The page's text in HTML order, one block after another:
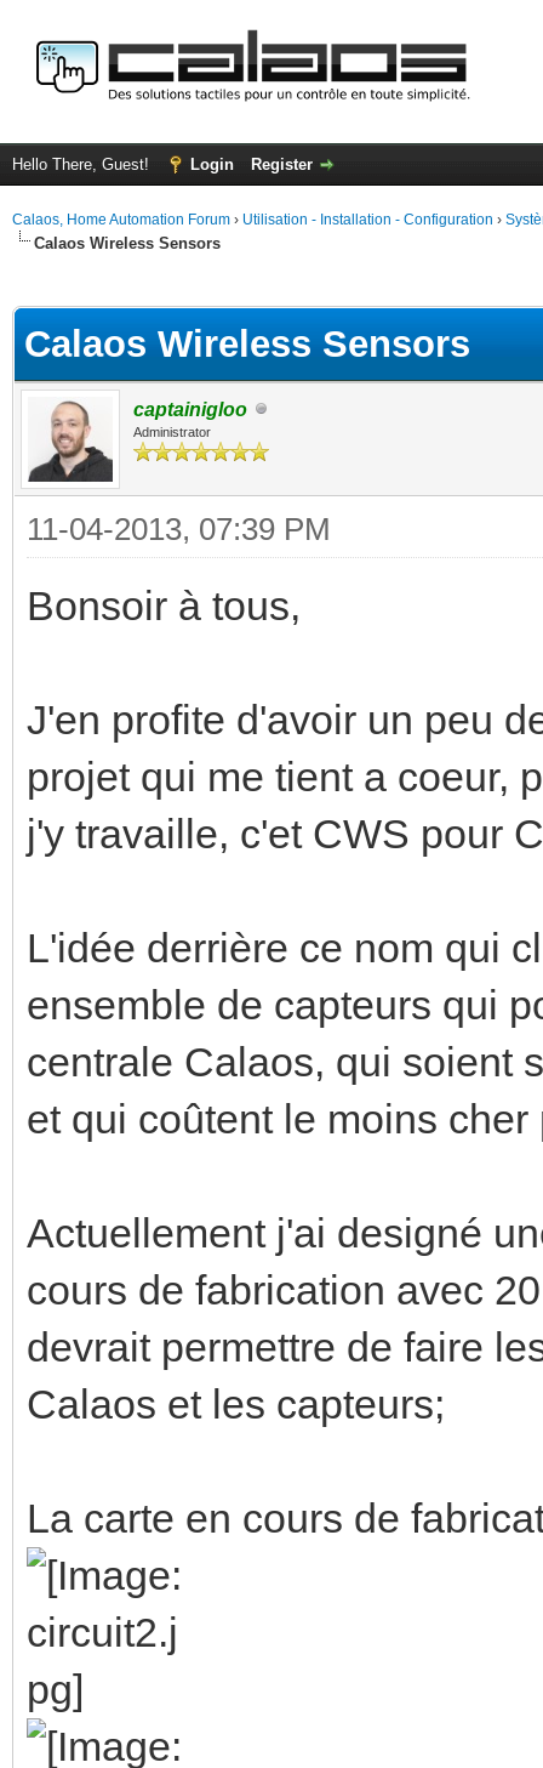
Hello There, Guest! Login Register
Calaos, Home Automation Forum › Utilisation - Installation - Configuration ›
Calaos Wireless Sensors
Calaos Wireless Sensors
captainigloo
Administrator
11-04-2013, 07:39 PM
Bonsoir à tous,
J'en profite d'avoir un peu
projet qui me tient a coeur,
j'y travaille, c'et CWS pour
L'idée derrière ce nom qui
ensemble de capteurs qui
centrale Calaos, qui soient
et qui coûtent le moins cher
Actuellement j'ai designé
cours de fabrication avec
devrait permettre de faire
Calaos et les capteurs;
La carte en cours de